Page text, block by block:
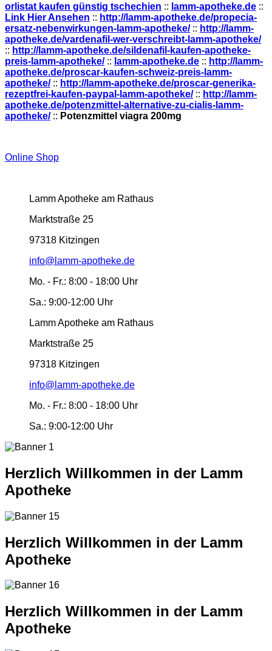
orlistat kaufen günstig tschechien :: lamm-apotheke.de ::
Link Hier Ansehen :: http://lamm-apotheke.de/propecia-
ersatz-nebenwirkungen-lamm-apotheke/:: http://lamm-
apotheke.de/vardenafil-wer-verschreibt-lamm-apotheke/
:: http://lamm-apotheke.de/sildenafil-kaufen-apotheke-
preis-lamm-apotheke/:: lamm-apotheke.de :: http://lamm-
apotheke.de/proscar-kaufen-schweiz-preis-lamm-
apotheke/:: http://lamm-apotheke.de/proscar-generika-
rezeptfrei-kaufen-paypal-lamm-apotheke/:: http://lamm-
apotheke.de/potenzmittel-alternative-zu-cialis-lamm-
apotheke/:: Potenzmittel viagra 200mg
Online Shop
Lamm Apotheke am Rathaus
Marktstraße 25
97318 Kitzingen
info@lamm-apotheke.de
Mo. - Fr.: 8:00 - 18:00 Uhr
Sa.: 9:00-12:00 Uhr
Lamm Apotheke am Rathaus
Marktstraße 25
97318 Kitzingen
info@lamm-apotheke.de
Mo. - Fr.: 8:00 - 18:00 Uhr
Sa.: 9:00-12:00 Uhr
Herzlich Willkommen in der Lamm
Apotheke
Herzlich Willkommen in der Lamm
Apotheke
Herzlich Willkommen in der Lamm
Apotheke